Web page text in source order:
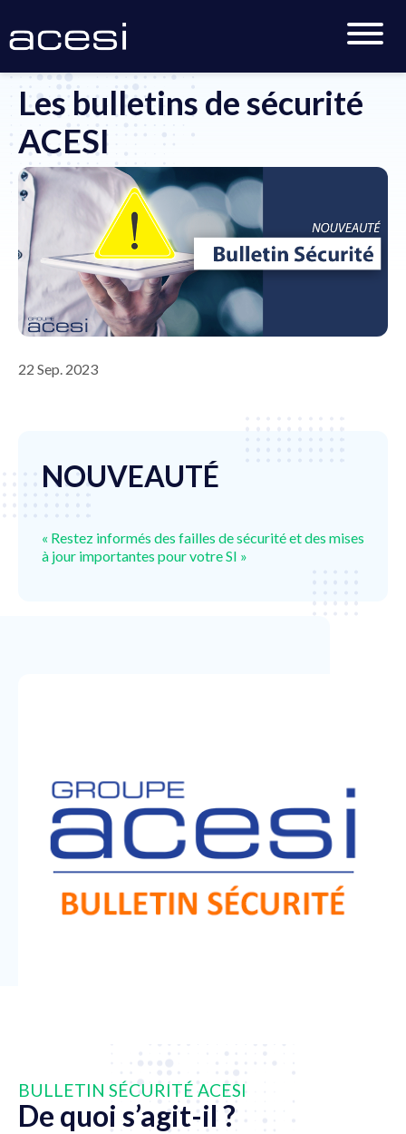
Accueil >Actualités Les bulletins de sécurité ACESI
Les bulletins de sécurité
ACESI
22 Sep. 2023
NOUVEAUTÉ
« Restez informés des failles de sécurité et des mises
à jour importantes pour votre SI »
BULLETIN SÉCURITÉ ACESI
De quoi s’agit-il ?